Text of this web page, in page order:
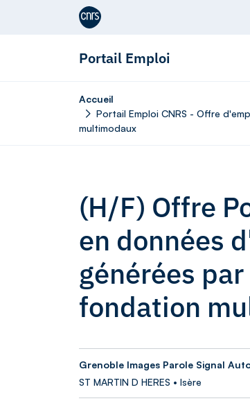
Aller au contenu
Portail Emploi
Accueil
Portail Emploi CNRS - Offre
multimodaux
(H/F) Offre
en données
générées
fondation
Grenoble Images Parole Signal
ST MARTIN D HERES • Isère